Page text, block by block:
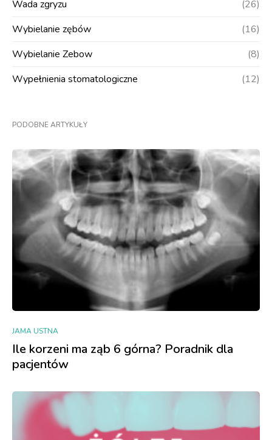
Wada zgryzu
(26)
Wybielanie zębów
(16)
Wybielanie Zebow
(8)
Wypełnienia stomatologiczne
(12)
PODOBNE ARTYKUŁY
JAMA USTNA
Ile korzeni ma ząb 6 górna? Poradnik dla
pacjentów